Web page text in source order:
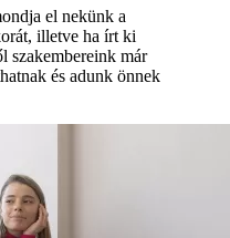
el nekünk a
illetve ha írt ki
szakembereink már
és adunk önnek